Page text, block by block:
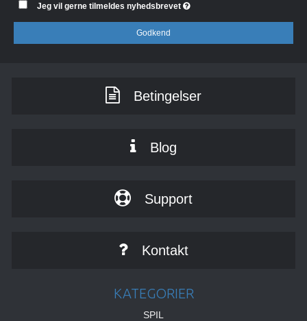
Jeg vil gerne tilmeldes nyhedsbrevet
Godkend
Betingelser
Blog
Support
Kontakt
KATEGORIER
SPIL